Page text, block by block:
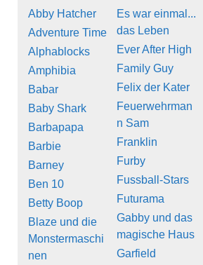
Abby Hatcher
Adventure Time
Alphablocks
Amphibia
Babar
Baby Shark
Barbapapa
Barbie
Barney
Ben 10
Betty Boop
Blaze und die
Monstermaschi
nen
Es war einmal...
das Leben
Ever After High
Family Guy
Felix der Kater
Feuerwehrman
n Sam
Franklin
Furby
Fussball-Stars
Futurama
Gabby und das
magische Haus
Garfield